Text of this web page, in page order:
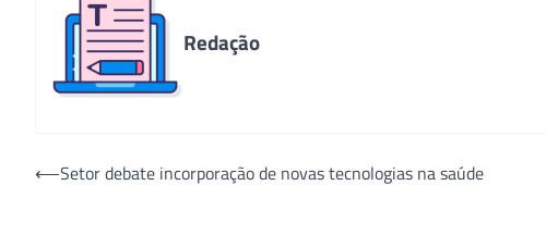
Redação
Navegação
⟵Setor debate incorporação de novas tecnologias na saúde